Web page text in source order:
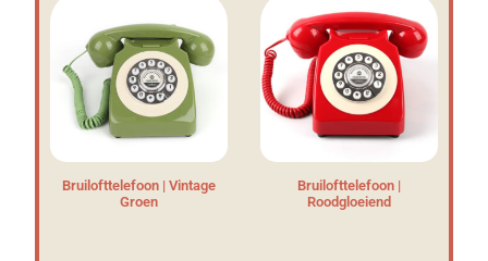
Bruilofttelefoon | Vintage
Groen
Bruilofttelefoon |
Roodgloeiend